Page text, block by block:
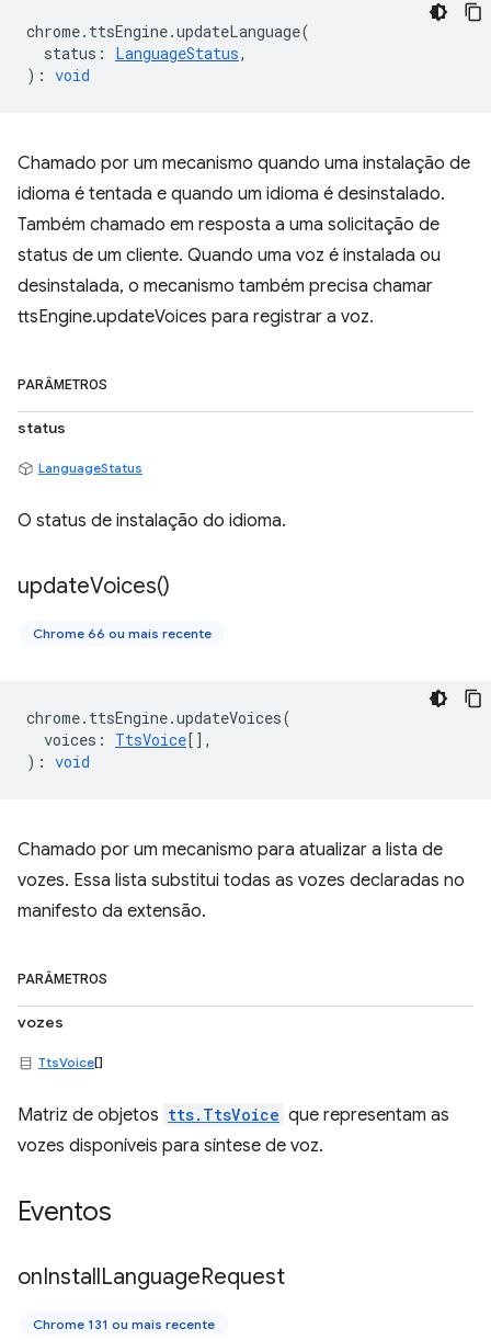
chrome. ttsEngine.updateLanguage(
status : LanguageStatus,
) : void
Chamado por um mecanismo quando uma instalação de
idioma é tentada e quando um idioma é desinstalado.
Também chamado em resposta a uma solicitação de
status de um cliente. Quando uma voz é instalada ou
desinstalada, o mecanismo também precisa chamar
ttsEngine.updateVoices para registrar a voz.
PARÂMETROS
status
LanguageStatus
O status de instalação do idioma.
updateVoices()
Chrome 66 ou mais recente
chrome. ttsEngine.updateVoices(
voices : TtsVoice[],
) : void
Chamado por um mecanismo para atualizar a lista de
vozes. Essa lista substitui todas as vozes declaradas no
manifesto da extensão.
PARÂMETROS
vozes
TtsVoice[]
Matriz de objetos tts.TtsVoice que representam as
vozes disponíveis para síntese de voz.
Eventos
onInstallLanguageRequest
Chrome 131 ou mais recente